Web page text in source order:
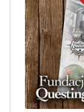
polska
Pora dnia
Dzienne
Nocne